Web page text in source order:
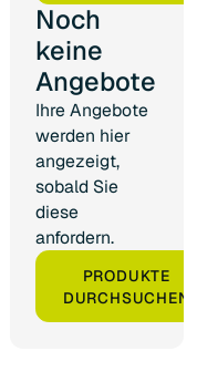
Noch
keine
Angebote
Ihre Angebote
werden hier
angezeigt,
sobald Sie
diese
anfordern.
PRODUKTE
DURCHSUCHEN